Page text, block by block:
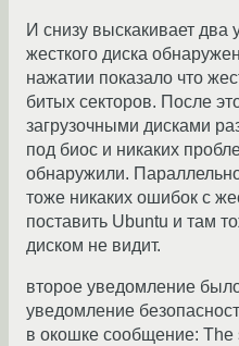
И снизу выскакивает два
жесткого диска
нажатии показало что
битых секторов. После
загрузочными дисками
под биос и никаких
обнаружили.
тоже никаких ошибок с
поставить Ubuntu и там
диском не видит.
второе уведомление
уведомление
в окошке сообщение: The